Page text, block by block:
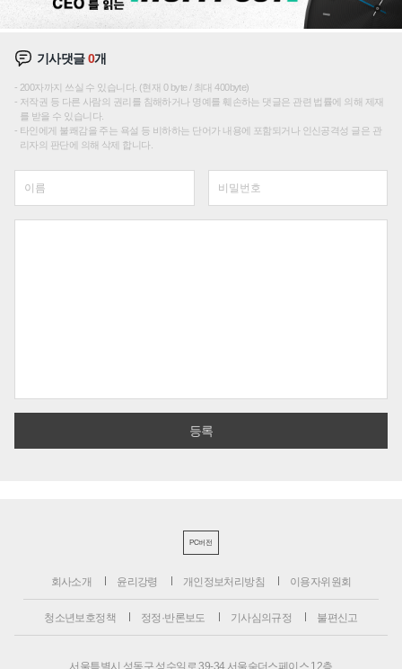
기사댓글0개
200자까지 쓰실 수 있습니다. (현재 0 byte / 최대 400byte)
저작권 등 다른 사람의 권리를 침해하거나 명예를 훼손하는 댓글은 관련 법률에 의해 제재
를 받을 수 있습니다.
타인에게 불쾌감을 주는 욕설 등 비하하는 단어가 내용에 포함되거나 인신공격성 글은 관
리자의 판단에 의해 삭제 합니다.
PC버전
회사소개 윤리강령 개인정보처리방침 이용자위원회
청소년보호정책 정정·반론보도 기사심의규정 불편신고
서울특별시 성동구 성수일로 39-34 서울숲더스페이스 12층